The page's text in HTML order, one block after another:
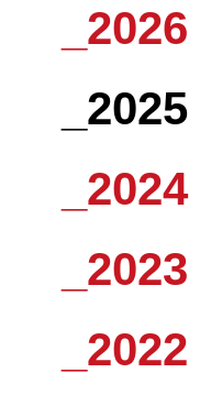
_2026
_2025
_2024
_2023
_2022